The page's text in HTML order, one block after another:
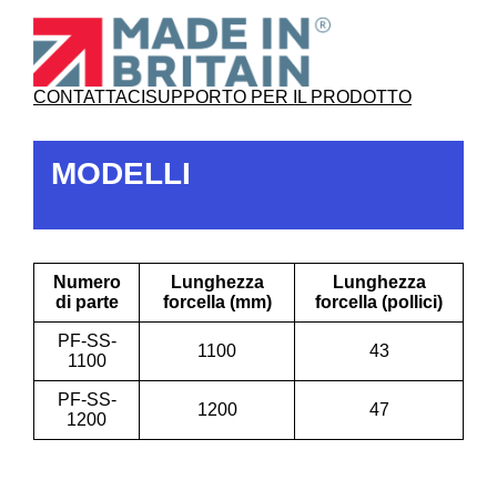
CONTATTACI SUPPORTO PER IL PRODOTTO
MODELLI
Numero
di parte
Lunghezza
forcella (mm)
Lunghezza
forcella (pollici)
PF-SS-
1100
1100 43
PF-SS-
1200
1200 47